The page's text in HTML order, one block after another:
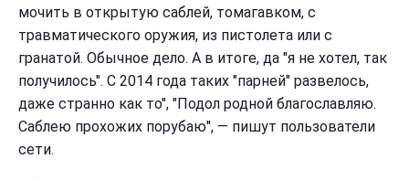
мочить в открытую саблей, томагавком, с
травматического оружия, из пистолета или с
гранатой. Обычное дело. А в итоге, да "я не хотел, так
получилось". С 2014 года таких "парней" развелось,
даже странно как то", "Подол родной благославляю.
Саблею прохожих порубаю", — пишут пользователи
сети.